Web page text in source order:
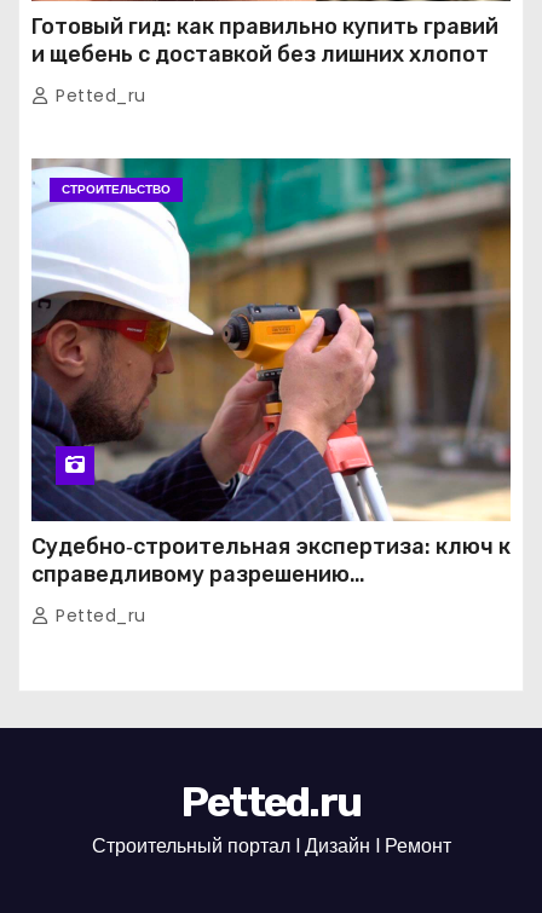
Готовый гид: как правильно купить гравий
и щебень с доставкой без лишних хлопот
Petted_ru
СТРОИТЕЛЬСТВО
Судебно‑строительная экспертиза: ключ к
справедливому разрешению
строительных споров
Petted_ru
Petted.ru
Строительный портал l Дизайн l Ремонт